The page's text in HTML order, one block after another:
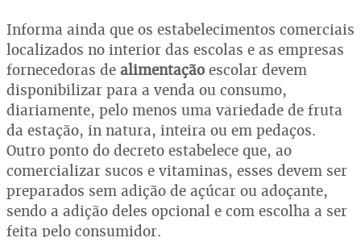
Informa ainda que os estabelecimentos comerciais
localizados no interior das escolas e as empresas
fornecedoras de alimentação escolar devem
disponibilizar para a venda ou consumo,
diariamente, pelo menos uma variedade de fruta
da estação, in natura, inteira ou em pedaços.
Outro ponto do decreto estabelece que, ao
comercializar sucos e vitaminas, esses devem ser
preparados sem adição de açúcar ou adoçante,
sendo a adição deles opcional e com escolha a ser
feita pelo consumidor.